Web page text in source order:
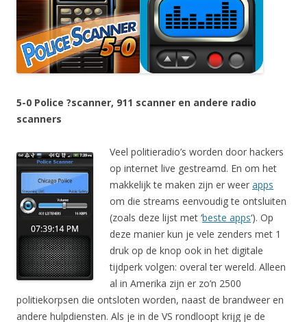
5-0 Police ?scanner, 911 scanner en andere radio
scanners
Veel politieradio’s worden door hackers
op internet live gestreamd. En om het
makkelijk te maken zijn er weer apps
om die streams eenvoudig te ontsluiten
(zoals deze lijst met ‘beste apps‘). Op
deze manier kun je vele zenders met 1
druk op de knop ook in het digitale
tijdperk volgen: overal ter wereld. Alleen
al in Amerika zijn er zo’n 2500
politiekorpsen die ontsloten worden, naast de brandweer en
andere hulpdiensten. Als je in de VS rondloopt krijg je de